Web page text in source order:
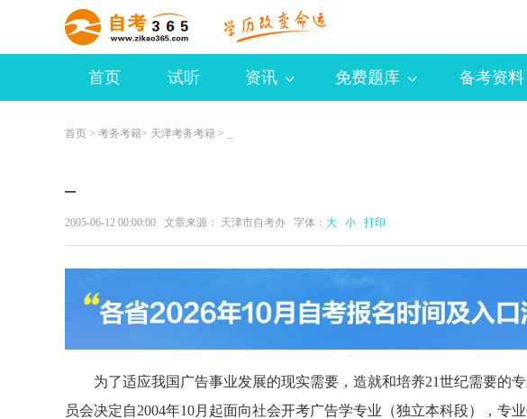
首页 试听 资讯 免费题库 备考资料
首页 > 考务考籍> 天津考务考籍 > _
2005-06-12 00:00:00 文章来源： 天津市自考办 字体： 大 小 打印
为了适应我国广告事业发展的现实需要，造就和培养21世纪需要的
员会决定自2004年10月起面向社会开考广告学专业（独立本科段），专